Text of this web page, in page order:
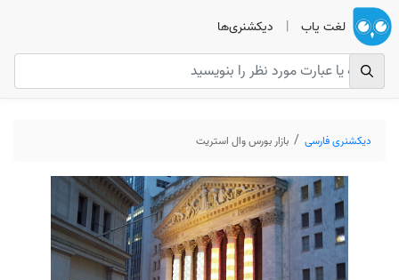
لغت یاب | دیکشنری‌ها
دیکشنری فارسی بازار بورس وال استریت